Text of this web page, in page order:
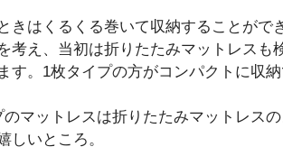
きはくるくる巻いて収納することがで
考え、当初は折りたたみマットレスも
す。1枚タイプの方がコンパクトに収納
のマットレスは折りたたみマットレス
しいところ。